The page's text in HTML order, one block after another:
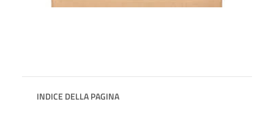
INDICE DELLA PAGINA